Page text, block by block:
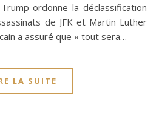
ordonne la déclassification
de JFK et Martin Luther
a assuré que « tout sera…
LA SUITE